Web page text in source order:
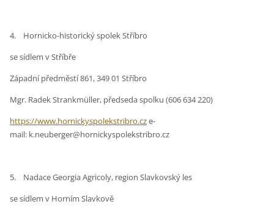
4. Hornicko-historický spolek Stříbro
se sídlem v Stříbře
Západní předměstí 861, 349 01 Stříbro
Mgr. Radek Strankmüller, předseda spolku (606 634 220)
https://www.hornickyspolekstribro.cze-
mail: k.neuberger@hornickyspolekstribro.cz
5. Nadace Georgia Agricoly, region Slavkovský les
se sídlem v Horním Slavkově